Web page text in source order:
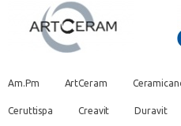
Am.Pm ArtCeram
Ceruttispa Creavit Duravit